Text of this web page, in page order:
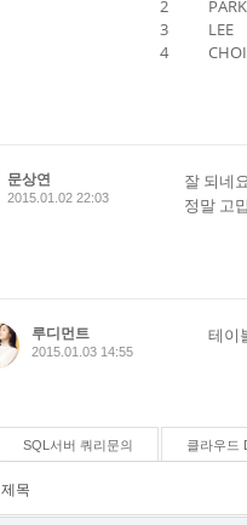
2
3
4
문상연
2015.01.02 22:03
잘 되네
정말 고
루디먼트
2015.01.03 14:55
테이
SQL서버 쿼리문의 클라우드
제목